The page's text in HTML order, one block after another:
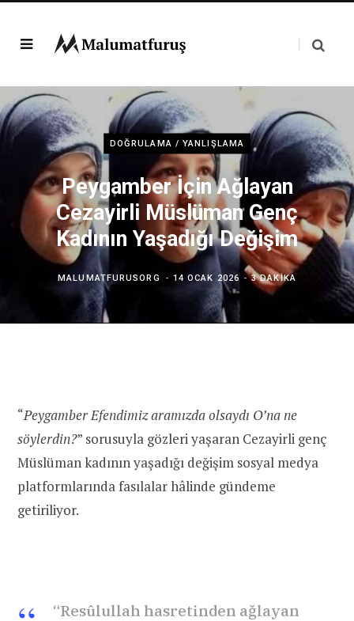
DOĞRULAMA / YANLIŞLAMA
Peygamber İçin Ağlayan
Cezayirli Müslüman Genç
Kadının Yaşadığı Değişim
MALUMATFURUSORG 14 OCAK 2026 3 DAKIKA
“Peygamber Efendimiz aramızda olsaydı O’na ne
söylerdin?” sorusuyla gözleri yaşaran Cezayirli genç
Müslüman kadının yaşadığı değişim sosyal medya
platformlarında fasılalar hâlinde gündeme
getiriliyor.
“Resûlullah hasretinden ağlayan